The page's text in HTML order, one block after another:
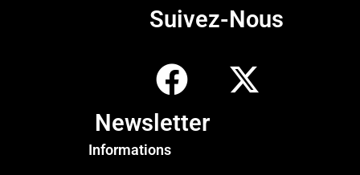
Suivez-Nous
Newsletter
Informations